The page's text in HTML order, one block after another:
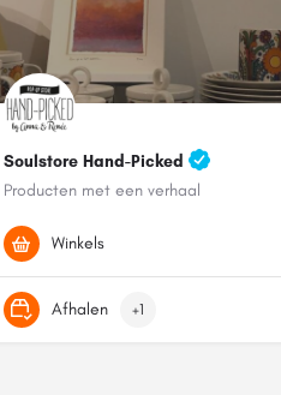
Soulstore Hand-Picked
Producten met een verhaal
06 28673866
Winkels
Afhalen +1